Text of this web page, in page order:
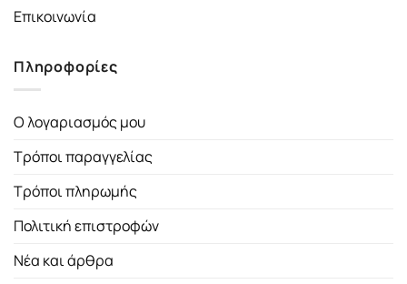
Επικοινωνία
Πληροφορίες
Ο λογαριασμός μου
Τρόποι παραγγελίας
Τρόποι πληρωμής
Πολιτική επιστροφών
Νέα και άρθρα